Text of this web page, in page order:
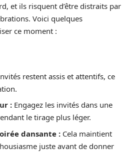
et ils risquent d’être distraits par
Voici quelques
ce moment :
restent assis et attentifs, ce
: Engagez les invités dans une
le tirage plus léger.
dansante : Cela maintient
juste avant de donner